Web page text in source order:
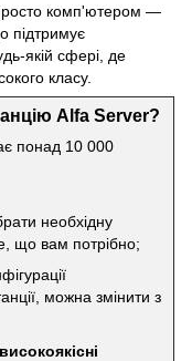
комп'ютером —
підтримує
якій сфері, де
класу.
Alfa Server?
понад 10 000
необхідну
що вам потрібно;
можна змінити з